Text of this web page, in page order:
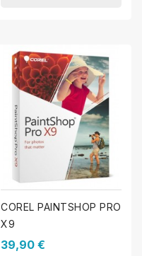
COREL PAINTSHOP PRO
X9
39,90 €